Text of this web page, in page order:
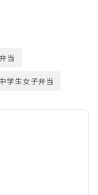
当
学生女子弁当